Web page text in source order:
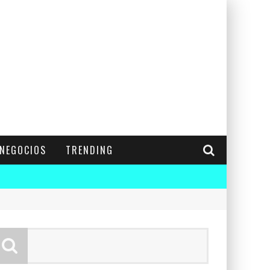
NEGOCIOS TRENDING